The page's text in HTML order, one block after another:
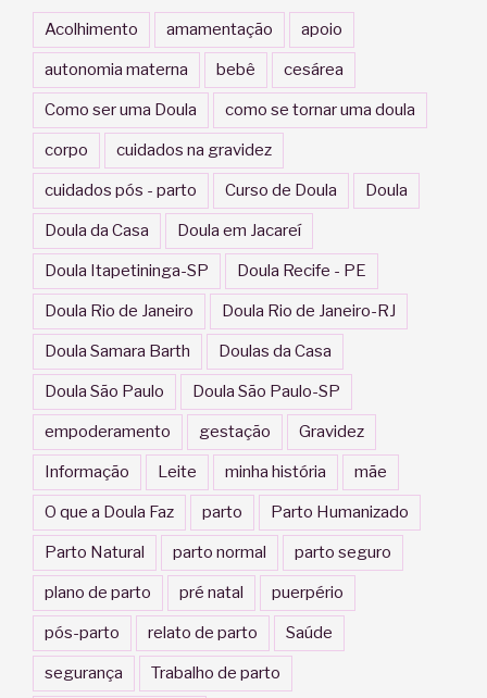
Acolhimento amamentação apoio
autonomia materna bebê cesárea
Como ser uma Doula como se tornar uma doula
corpo cuidados na gravidez
cuidados pós - parto Curso de Doula Doula
Doula da Casa Doula em Jacareí
Doula Itapetininga-SP Doula Recife - PE
Doula Rio de Janeiro Doula Rio de Janeiro-RJ
Doula Samara Barth Doulas da Casa
Doula São Paulo Doula São Paulo-SP
empoderamento gestação Gravidez
Informação Leite minha história mãe
O que a Doula Faz parto Parto Humanizado
Parto Natural parto normal parto seguro
plano de parto pré natal puerpério
pós-parto relato de parto Saúde
segurança Trabalho de parto